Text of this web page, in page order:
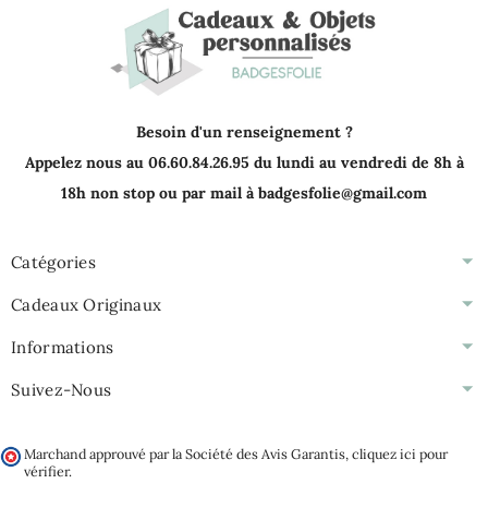
Besoin d'un renseignement ?
Appelez nous au 06.60.84.26.95 du lundi au vendredi de 8h à
18h non stop ou par mail à badgesfolie@gmail.com
Catégories
Cadeaux Originaux
Informations
Suivez-Nous
Marchand approuvé par la Société des Avis Garantis,cliquez ici pour
vérifier.